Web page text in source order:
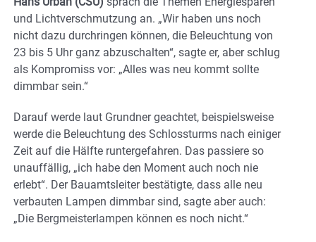
und Lichtverschmutzung an. „Wir haben uns noch
nicht dazu durchringen können, die Beleuchtung von
23 bis 5 Uhr ganz abzuschalten“, sagte er, aber schlug
als Kompromiss vor: „Alles was neu kommt sollte
dimmbar sein.“
Darauf werde laut Grundner geachtet, beispielsweise
werde die Beleuchtung des Schlossturms nach einiger
Zeit auf die Hälfte runtergefahren. Das passiere so
unauffällig, „ich habe den Moment auch noch nie
erlebt“. Der Bauamtsleiter bestätigte, dass alle neu
verbauten Lampen dimmbar sind, sagte aber auch:
„Die Bergmeisterlampen können es noch nicht.“